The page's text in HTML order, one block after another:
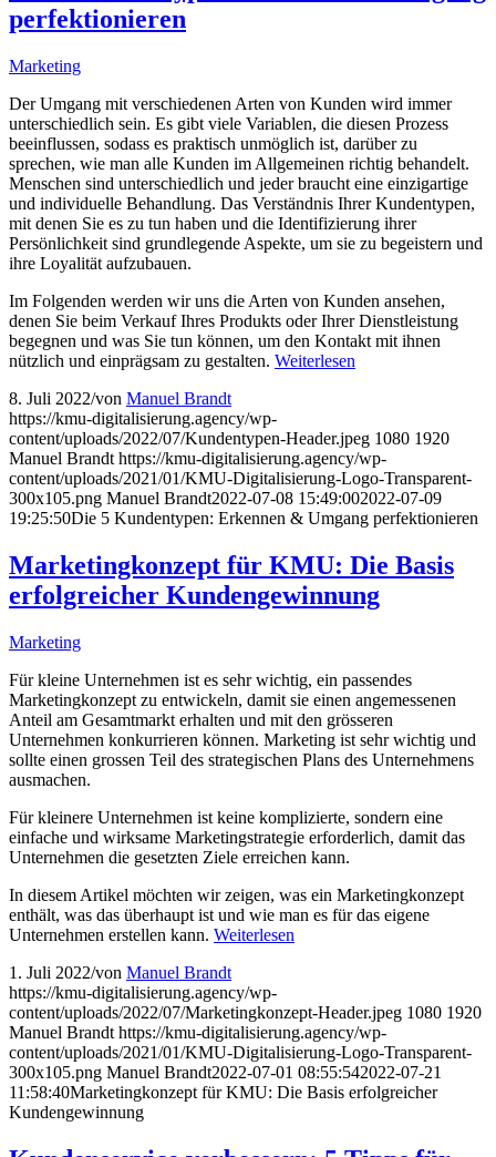
perfektionieren
Marketing
Der Umgang mit verschiedenen Arten von Kunden wird immer
unterschiedlich sein. Es gibt viele Variablen, die diesen Prozess
beeinflussen, sodass es praktisch unmöglich ist, darüber zu
sprechen, wie man alle Kunden im Allgemeinen richtig behandelt.
Menschen sind unterschiedlich und jeder braucht eine einzigartige
und individuelle Behandlung. Das Verständnis Ihrer Kundentypen,
mit denen Sie es zu tun haben und die Identifizierung ihrer
Persönlichkeit sind grundlegende Aspekte, um sie zu begeistern und
ihre Loyalität aufzubauen.
Im Folgenden werden wir uns die Arten von Kunden ansehen,
denen Sie beim Verkauf Ihres Produkts oder Ihrer Dienstleistung
begegnen und was Sie tun können, um den Kontakt mit ihnen
nützlich und einprägsam zu gestalten. Weiterlesen
8. Juli 2022/von Manuel Brandt
https://kmu-digitalisierung.agency/wp-
content/uploads/2022/07/Kundentypen-Header.jpeg 1080 1920
Manuel Brandt https://kmu-digitalisierung.agency/wp-
content/uploads/2021/01/KMU-Digitalisierung-Logo-Transparent-
300x105.png Manuel Brandt2022-07-08 15:49:002022-07-09
19:25:50Die 5 Kundentypen: Erkennen & Umgang perfektionieren
Marketingkonzept für KMU: Die Basis
erfolgreicher Kundengewinnung
Marketing
Für kleine Unternehmen ist es sehr wichtig, ein passendes
Marketingkonzept zu entwickeln, damit sie einen angemessenen
Anteil am Gesamtmarkt erhalten und mit den grösseren
Unternehmen konkurrieren können. Marketing ist sehr wichtig und
sollte einen grossen Teil des strategischen Plans des Unternehmens
ausmachen.
Für kleinere Unternehmen ist keine komplizierte, sondern eine
einfache und wirksame Marketingstrategie erforderlich, damit das
Unternehmen die gesetzten Ziele erreichen kann.
In diesem Artikel möchten wir zeigen, was ein Marketingkonzept
enthält, was das überhaupt ist und wie man es für das eigene
Unternehmen erstellen kann. Weiterlesen
1. Juli 2022/von Manuel Brandt
https://kmu-digitalisierung.agency/wp-
content/uploads/2022/07/Marketingkonzept-Header.jpeg 1080 1920
Manuel Brandt https://kmu-digitalisierung.agency/wp-
content/uploads/2021/01/KMU-Digitalisierung-Logo-Transparent-
300x105.png Manuel Brandt2022-07-01 08:55:542022-07-21
11:58:40Marketingkonzept für KMU: Die Basis erfolgreicher
Kundengewinnung